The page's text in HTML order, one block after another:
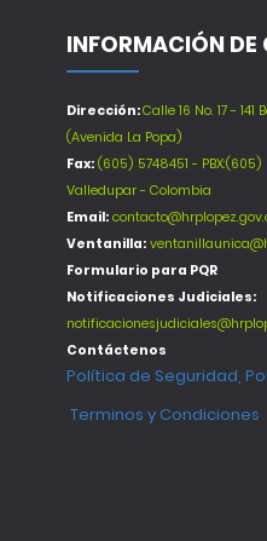
INFORMACIÓN
Dirección:Calle 16 No. 17 -
(Avenida La Popa)
Fax: (605) 5748451 - PBX:(605)
Valledupar - Colombia
Email:
Ventanilla:
Formulario para PQR
Notificaciones Judiciales:
Contáctenos
Política de Seguridad,
Terminos y Condiciones